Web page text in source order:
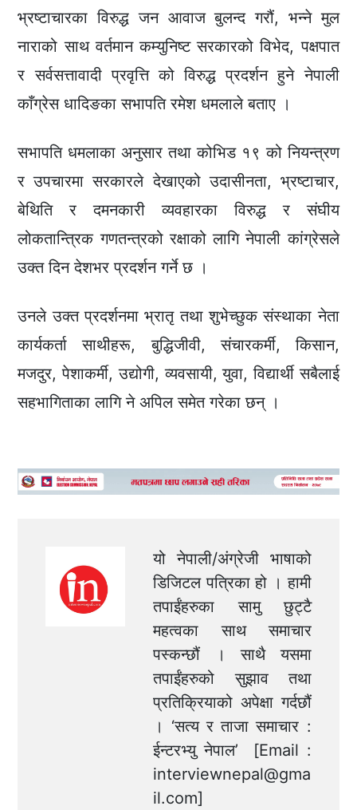
भ्रष्टाचारका विरुद्ध जन आवाज बुलन्द गरौं, भन्ने मुल
नाराको साथ वर्तमान कम्युनिष्ट सरकारको विभेद, पक्षपात
र सर्वसत्तावादी प्रवृत्ति को विरुद्ध प्रदर्शन हुने नेपाली
काँग्रेस धादिङका सभापति रमेश धमलाले बताए ।
सभापति धमलाका अनुसार तथा कोभिड १९ को नियन्त्रण
र उपचारमा सरकारले देखाएको उदासीनता, भ्रष्टाचार,
बेथिति र दमनकारी व्यवहारका विरुद्ध र संघीय
लोकतान्त्रिक गणतन्त्रको रक्षाको लागि नेपाली कांग्रेसले
उक्त दिन देशभर प्रदर्शन गर्ने छ ।
उनले उक्त प्रदर्शनमा भ्रातृ तथा शुभेच्छुक संस्थाका नेता
कार्यकर्ता साथीहरू, बुद्धिजीवी, संचारकर्मी, किसान,
मजदुर, पेशाकर्मी, उद्योगी, व्यवसायी, युवा, विद्यार्थी सबैलाई
सहभागिताका लागि ने अपिल समेत गरेका छन् ।
यो नेपाली/अंग्रेजी भाषाको
डिजिटल पत्रिका हो । हामी
तपाईंहरुका सामु छुट्टै
महत्वका साथ समाचार
पस्कन्छौं । साथै यसमा
तपाईंहरुको सुझाव तथा
प्रतिक्रियाको अपेक्षा गर्दछौं
। ‘सत्य र ताजा समाचार :
ईन्टरभ्यु नेपाल’ [Email :
interviewnepal@gma
il.com]